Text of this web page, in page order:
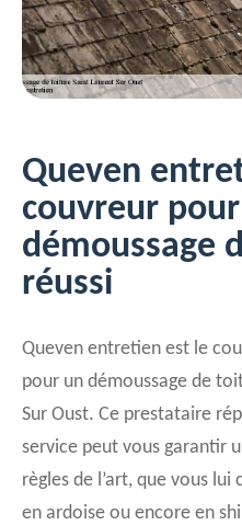
Queven
couvreur
démoussage
réussi
Queven entretien est le
pour un démoussage de
Sur Oust. Ce prestataire
service peut vous garantir
règles de l’art, que vous
en ardoise ou encore en